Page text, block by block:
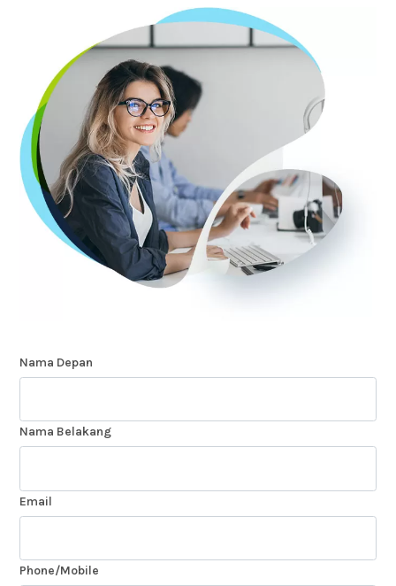
Nama Depan
Nama Belakang
Email
Phone/Mobile